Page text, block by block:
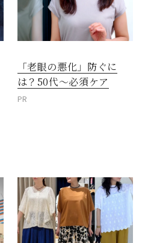
「老眼の悪化」防ぐに
は？50代～必須ケア
PR